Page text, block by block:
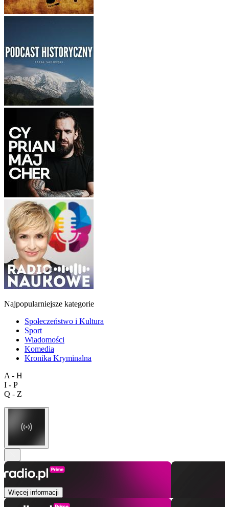
Najpopularniejsze kategorie
Społeczeństwo i Kultura
Sport
Wiadomości
Komedia
Kronika Kryminalna
A - H
I - P
Q - Z
Więcej informacji